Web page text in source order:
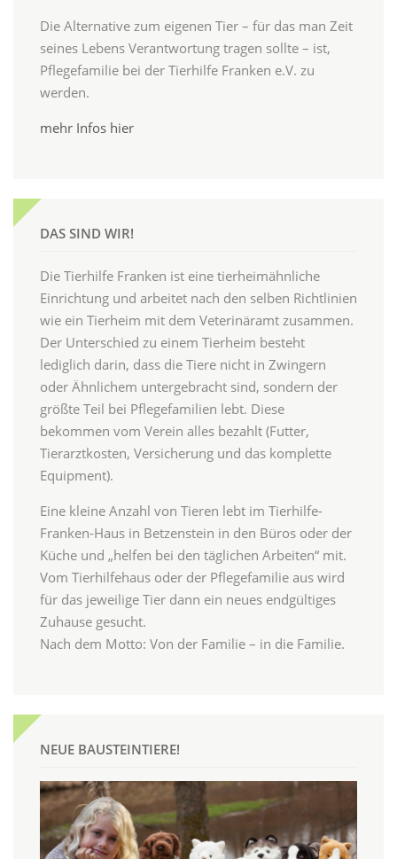
Die Alternative zum eigenen Tier – für das man Zeit
seines Lebens Verantwortung tragen sollte – ist,
Pflegefamilie bei der Tierhilfe Franken e.V. zu
werden.
mehr Infos hier
DAS SIND WIR!
Die Tierhilfe Franken ist eine tierheimähnliche
Einrichtung und arbeitet nach den selben Richtlinien
wie ein Tierheim mit dem Veterinäramt zusammen.
Der Unterschied zu einem Tierheim besteht
lediglich darin, dass die Tiere nicht in Zwingern
oder Ähnlichem untergebracht sind, sondern der
größte Teil bei Pflegefamilien lebt. Diese
bekommen vom Verein alles bezahlt (Futter,
Tierarztkosten, Versicherung und das komplette
Equipment).
Eine kleine Anzahl von Tieren lebt im Tierhilfe-
Franken-Haus in Betzenstein in den Büros oder der
Küche und „helfen bei den täglichen Arbeiten“ mit.
Vom Tierhilfehaus oder der Pflegefamilie aus wird
für das jeweilige Tier dann ein neues endgültiges
Zuhause gesucht.
Nach dem Motto: Von der Familie – in die Familie.
NEUE BAUSTEINTIERE!